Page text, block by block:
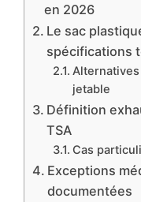
en 2026
Le sac
spécifications
jetable
Définition
TSA
Cas
Exceptions
documentées